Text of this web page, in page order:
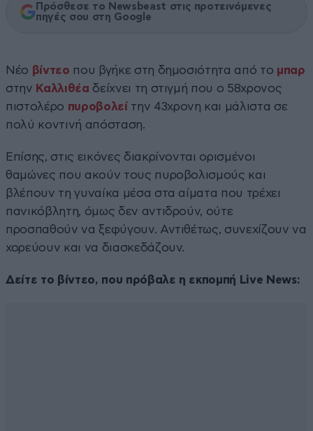
Πρόσθεσε το Newsbeast στις προτεινόμενες
πηγές σου στη Google
Νέο βίντεο που βγήκε στη δημοσιότητα από το μπαρ
στην Καλλιθέα δείχνει τη στιγμή που ο 58χρονος
πιστολέρο πυροβολείτην 43χρονη και μάλιστα σε
πολύ κοντινή απόσταση.
Επίσης, στις εικόνες διακρίνονται ορισμένοι
θαμώνες που ακούν τους πυροβολισμούς και
βλέπουν τη γυναίκα μέσα στα αίματα που τρέχει
πανικόβλητη, όμως δεν αντιδρούν, ούτε
προσπαθούν να ξεφύγουν. Αντιθέτως, συνεχίζουν να
χορεύουν και να διασκεδάζουν.
Δείτε το βίντεο, που πρόβαλε η εκπομπή Live News: